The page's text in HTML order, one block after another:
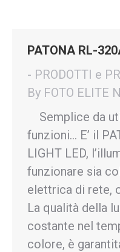
PATONA RL-
- PRODOTTI e
By FOTO ELITE
Semplice da
funzioni… E’ il
LIGHT LED,
funzionare sia
elettrica di rete,
La qualità della
costante nel
colore, è